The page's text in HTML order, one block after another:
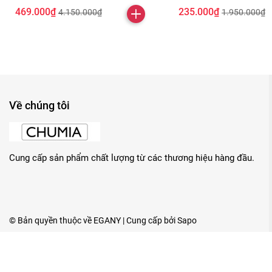
469.000₫ 4.150.000₫ 235.000₫ 1.950.000₫
Về chúng tôi
Cung cấp sản phẩm chất lượng từ các thương hiệu hàng đầu.
© Bản quyền thuộc về EGANY | Cung cấp bởiSapo